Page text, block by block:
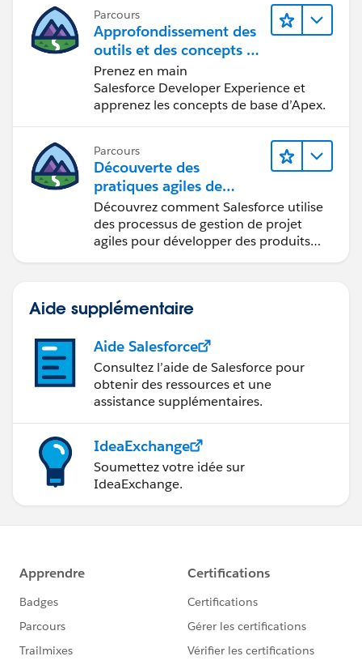
property name = "FieldName" apex controller. so it is
not for lightening web component but the timeline
design as in screenshot.
Parcours
Approfondissement des
outils et des concepts de
développement
Salesforce
Prenez en main
Salesforce Developer Experience et
apprenez les concepts de base d’Apex.
Parcours
Découverte des
pratiques agiles de
Salesforce
Découvrez comment Salesforce utilise
des processus de gestion de projet
agiles pour développer des produits
Aide supplémentaire
Aide Salesforce
Consultez l’aide de Salesforce pour
obtenir des ressources et une
assistance supplémentaires.
IdeaExchange
Soumettez votre idée sur
IdeaExchange.